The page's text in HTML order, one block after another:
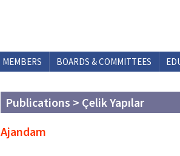
MEMBERS BOARDS & COMMITTEES
Publications > Çelik Yapılar
Ajandam